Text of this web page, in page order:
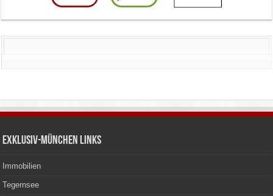
Exklusiv-München Links
Immobilien
Tegernsee